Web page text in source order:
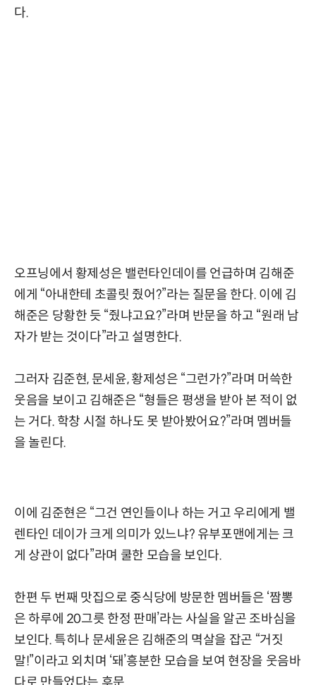
다.
오프닝에서 황제성은 밸런타인데이를 언급하며 김해준
에게 “아내한테 초콜릿 줬어?”라는 질문을 한다. 이에 김
해준은 당황한 듯 “줬냐고요?”라며 반문을 하고 “원래 남
자가 받는 것이다”라고 설명한다.
그러자 김준현, 문세윤, 황제성은 “그런가?”라며 머쓱한
웃음을 보이고 김해준은 “형들은 평생을 받아 본 적이 없
는 거다. 학창 시절 하나도 못 받아봤어요?”라며 멤버들
을 놀린다.
이에 김준현은 “그건 연인들이나 하는 거고 우리에게 밸
렌타인 데이가 크게 의미가 있느냐? 유부포맨에게는 크
게 상관이 없다”라며 쿨한 모습을 보인다.
한편 두 번째 맛집으로 중식당에 방문한 멤버들은 ‘짬뽕
은 하루에 20그릇 한정 판매’라는 사실을 알곤 조바심을
보인다. 특히나 문세윤은 김해준의 멱살을 잡곤 “거짓
말!”이라고 외치며 ‘돼’흥분한 모습을 보여 현장을 웃음바